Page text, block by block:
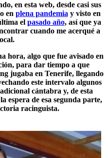
en esta web, desde casi sus
en plena pandemia y visto en
el pasado año, así que ya
cuando me acerqué a
hora, algo que fue avisado en
para dar tiempo a que
jugaba en Tenerife, llegando
este intervalo algunos
cántabra y, de esta
espera de esa segunda parte,
racinguista.